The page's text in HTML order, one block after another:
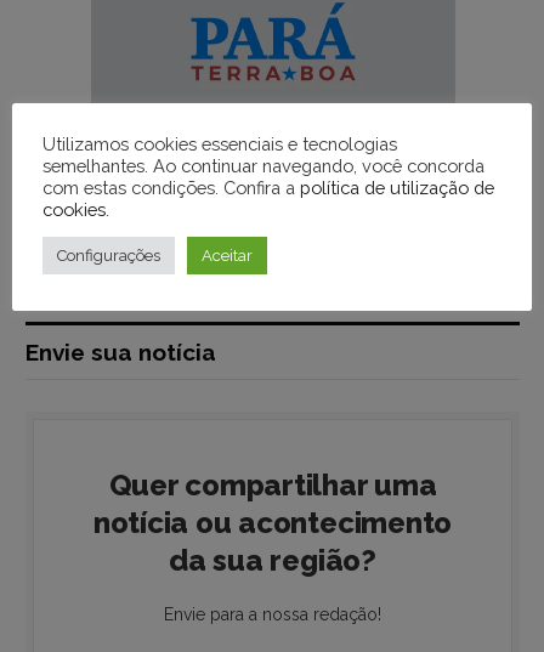
Envie sua notícia
Quer compartilhar uma
notícia ou acontecimento
da sua região?
Envie para a nossa redação!
Utilizamos cookies essenciais e tecnologias
semelhantes. Ao continuar navegando, você concorda
com estas condições. Confira a política de utilização de
cookies
Configurações Aceitar